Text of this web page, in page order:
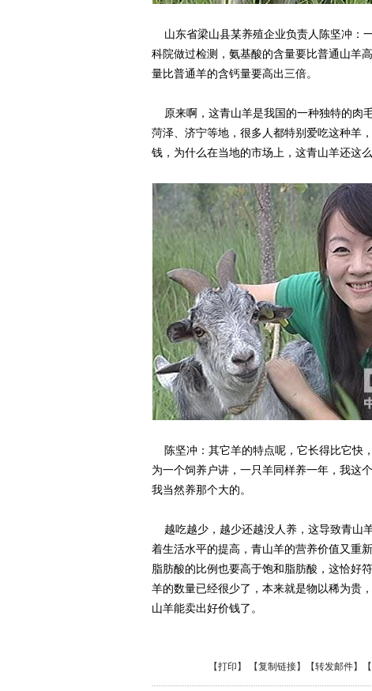
山东省梁山县某养殖企业负责人陈坚冲：
科院做过检测，氨基酸的含量要比普通山羊
量比普通羊的含钙量要高出三倍。
原来啊，这青山羊是我国的一种独特的肉
菏泽、济宁等地，很多人都特别爱吃这种羊
钱，为什么在当地的市场上，这青山羊还这
陈坚冲：其它羊的特点呢，它长得比它快
为一个饲养户讲，一只羊同样养一年，我这
我当然养那个大的。
越吃越少，越少还越没人养，这导致青山
着生活水平的提高，青山羊的营养价值又重
脂肪酸的比例也要高于饱和脂肪酸，这恰好
羊的数量已经很少了，本来就是物以稀为贵
山羊能卖出好价钱了。
【打印 】 【复制链接】【转发邮件】